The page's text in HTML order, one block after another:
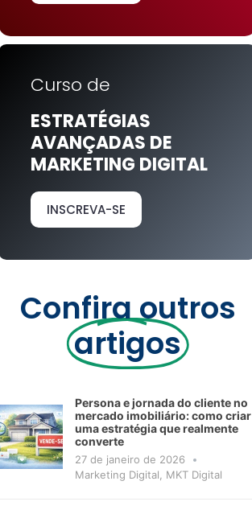
Curso de
ESTRATÉGIAS
AVANÇADAS DE
MARKETING DIGITAL
INSCREVA-SE
Confira outros
artigos
Persona e jornada do cliente no
mercado imobiliário: como criar
uma estratégia que realmente
converte
27 de janeiro de 2026
Marketing Digital
MKT Digital